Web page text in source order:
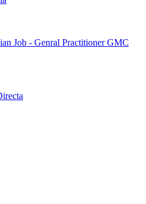
Job - Genral Practitioner GMC